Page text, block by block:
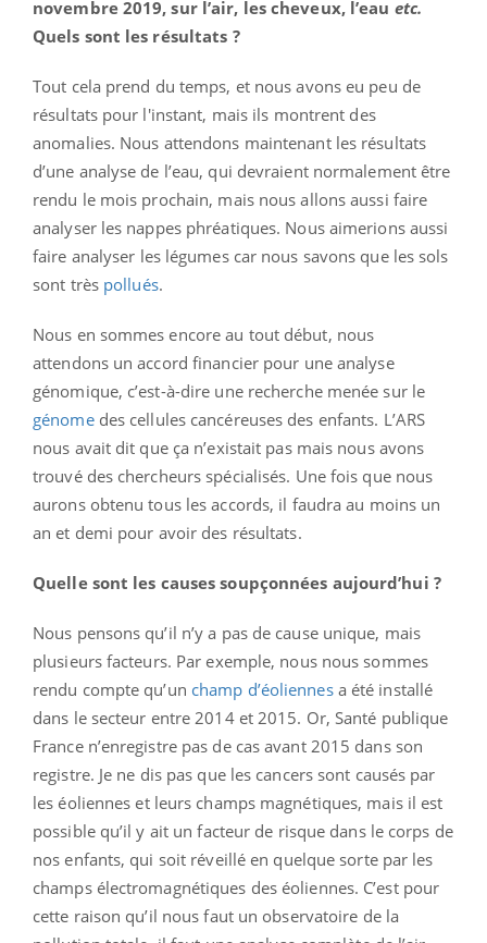
novembre 2019, sur l’air, les cheveux, l’eau etc.
Quels sont les résultats ?
Tout cela prend du temps, et nous avons eu peu de
résultats pour l'instant, mais ils montrent des
anomalies. Nous attendons maintenant les résultats
d’une analyse de l’eau, qui devraient normalement être
rendu le mois prochain, mais nous allons aussi faire
analyser les nappes phréatiques. Nous aimerions aussi
faire analyser les légumes car nous savons que les sols
sont très pollués.
Nous en sommes encore au tout début, nous
attendons un accord financier pour une analyse
génomique, c’est-à-dire une recherche menée sur le
génomedes cellules cancéreuses des enfants. L’ARS
nous avait dit que ça n’existait pas mais nous avons
trouvé des chercheurs spécialisés. Une fois que nous
aurons obtenu tous les accords, il faudra au moins un
an et demi pour avoir des résultats.
Quelle sont les causes soupçonnées aujourd’hui ?
Nous pensons qu’il n’y a pas de cause unique, mais
plusieurs facteurs. Par exemple, nous nous sommes
rendu compte qu’un champ d’éoliennesa été installé
dans le secteur entre 2014 et 2015. Or, Santé publique
France n’enregistre pas de cas avant 2015 dans son
registre. Je ne dis pas que les cancers sont causés par
les éoliennes et leurs champs magnétiques, mais il est
possible qu’il y ait un facteur de risque dans le corps de
nos enfants, qui soit réveillé en quelque sorte par les
champs électromagnétiques des éoliennes. C’est pour
cette raison qu’il nous faut un observatoire de la